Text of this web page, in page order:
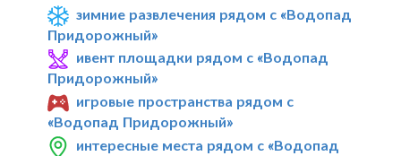
зимние развлечения рядом с «Водопад
Придорожный»
ивент площадки рядом с «Водопад
Придорожный»
игровые пространства рядом с
«Водопад Придорожный»
интересные места рядом с «Водопад